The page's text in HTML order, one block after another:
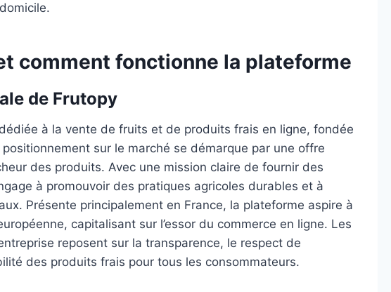
comment fonctionne la plateforme
de Frutopy
à la vente de fruits et de produits frais en ligne, fondée
sur le marché se démarque par une offre
des produits. Avec une mission claire de fournir des
à promouvoir des pratiques agricoles durables et à
Présente principalement en France, la plateforme aspire à
capitalisant sur l’essor du commerce en ligne. Les
reposent sur la transparence, le respect de
des produits frais pour tous les consommateurs.